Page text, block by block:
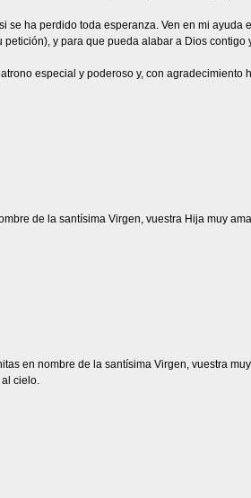
ha perdido toda esperanza. Ven en mi
y para que pueda alabar a Dios
especial y poderoso y, con agradecimiento
de la santísima Virgen, vuestra Hija muy
en nombre de la santísima Virgen, vuestra
cielo.